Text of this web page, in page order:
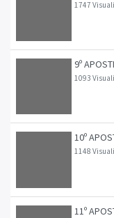
1747
1093
10º
1148
11º